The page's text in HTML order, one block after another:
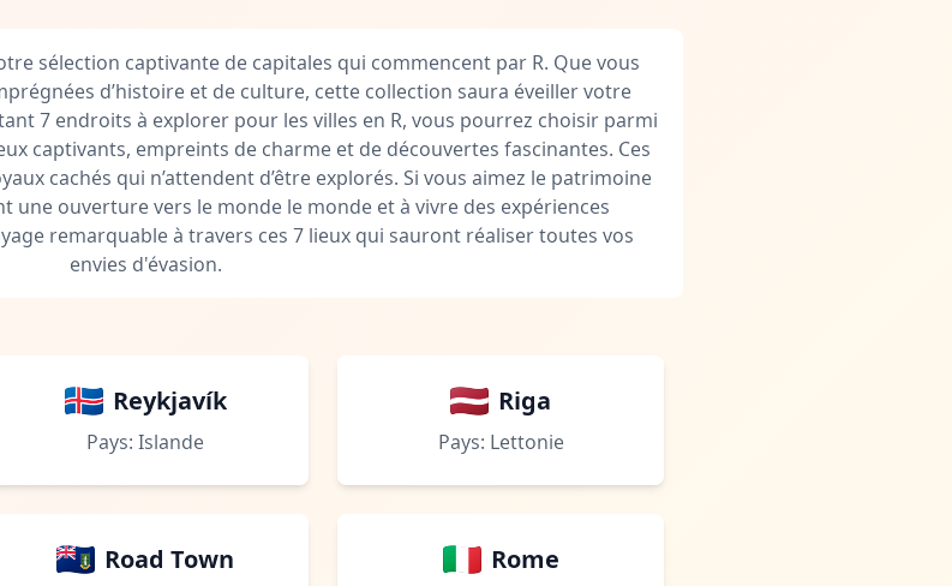
sélection captivante de capitales qui commencent par R. Que vous
d’histoire et de culture, cette collection saura éveiller votre
7 endroits à explorer pour les villes en R, vous pourrez choisir parmi
captivants, empreints de charme et de découvertes fascinantes. Ces
cachés qui n’attendent d’être explorés. Si vous aimez le patrimoine
une ouverture vers le monde le monde et à vivre des expériences
remarquable à travers ces 7 lieux qui sauront réaliser toutes vos
envies d'évasion.
Reykjavík
Pays: Islande
Riga
Pays: Lettonie
Road Town Rome